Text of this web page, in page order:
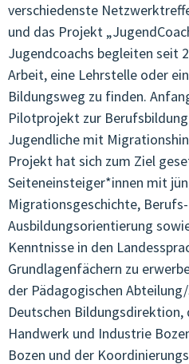
verschiedenste
und das Projekt
Jugendcoachs begleiten seit
Arbeit, eine Lehrstelle oder
Bildungsweg zu finden.
Pilotprojekt zur
Jugendliche mit
Projekt hat sich zum Ziel
Seiteneinsteiger*innen mit
Migrationsgeschichte,
Ausbildungsorientierung
Kenntnisse in den
Grundlagenfächern zu
der Pädagogischen
Deutschen
Handwerk und Industrie
Bozen und der